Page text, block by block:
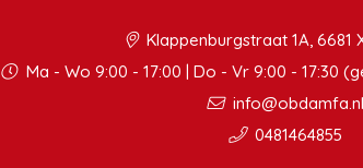
Klappenburgstraat 1A, 6681
Ma - Wo 9:00 - 17:00 | Do - Vr 9:00 - 17:30
info@obdamfa.nl
0481464855